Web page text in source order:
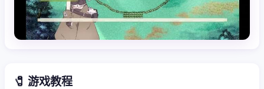
🧷 游戏教程